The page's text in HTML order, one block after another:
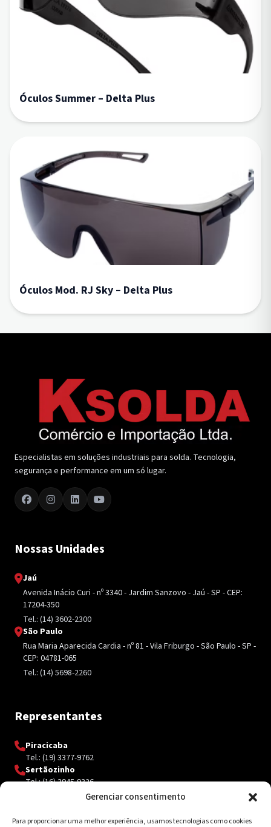
Gerenciar consentimento
Para proporcionar uma melhor experiência, usamos tecnologias como cookies
Óculos Summer – Delta Plus
Óculos Mod. RJ Sky – Delta Plus
Especialistas em soluções industriais para solda. Tecnologia,
segurança e performance em um só lugar.
Nossas Unidades
Jaú
Avenida Inácio Curi - nº 3340 - Jardim Sanzovo - Jaú - SP - CEP:
17204-350
Tel.: (14) 3602-2300
São Paulo
Rua Maria Aparecida Cardia - nº 81 - Vila Friburgo - São Paulo - SP -
CEP: 04781-065
Tel.: (14) 5698-2260
Representantes
Piracicaba
Tel.: (19) 3377-9762
Sertãozinho
Tel.: (16) 3945-9326